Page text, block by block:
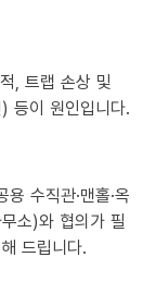
, 트랩 손상 및
등이 원인입니다.
수직관·맨홀·옥
소)와 협의가 필
드립니다.